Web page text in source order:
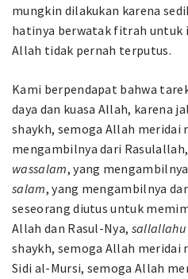
mungkin dilakukan karena
hatinya berwatak fitrah untuk
Allah tidak pernah terputus.
Kami berpendapat bahwa
daya dan kuasa Allah, karena
shaykh, semoga Allah meridai
mengambilnya dari Rasulallah,
wassalam, yang
salam, yang mengambilnya
seseorang diutus untuk
Allah dan Rasul-Nya, sallallahu
shaykh, semoga Allah meridai
Sidi al-Mursi, semoga Allah